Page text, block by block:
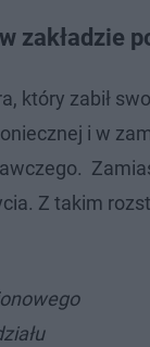
zakładzie
który zabił
i w
Z takim